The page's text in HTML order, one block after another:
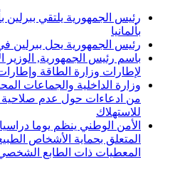
رئيس الجمهورية يلتقي ببرلين
بألمانيا
رئيس الجمهورية يحل ببرلين
باسم رئيس الجمهورية, الوزير
لإطارات وزارة الطاقة
وزارة الداخلية والجماعات
من ادعاءات حول عدم صلاحية
للاستهلاك
الأمن الوطني ينظم يوما
المتعلق بحماية الأشخاص
المعطيات ذات الطابع